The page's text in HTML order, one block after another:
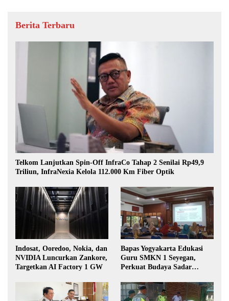
Berita Terbaru
Telkom Lanjutkan Spin-Off InfraCo Tahap 2 Senilai Rp49,9
Triliun, InfraNexia Kelola 112.000 Km Fiber Optik
Indosat, Ooredoo, Nokia, dan
NVIDIA Luncurkan Zankore,
Targetkan AI Factory 1 GW
Bapas Yogyakarta Edukasi
Guru SMKN 1 Seyegan,
Perkuat Budaya Sadar